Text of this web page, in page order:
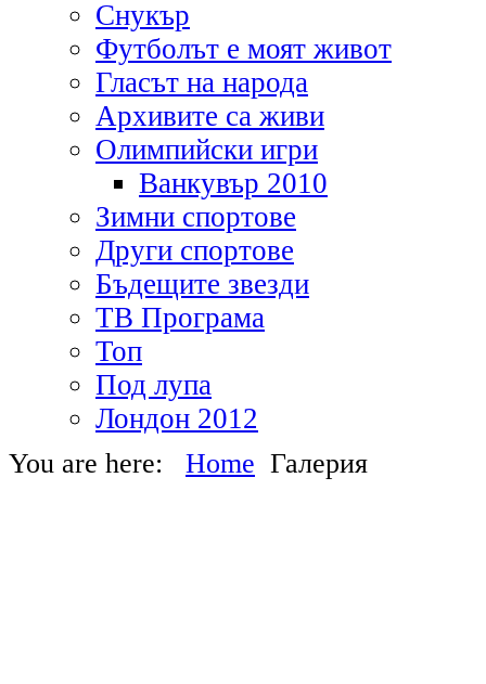
Снукър
Футболът е моят живот
Гласът на народа
Архивите са живи
Олимпийски игри
Ванкувър 2010
Зимни спортове
Други спортове
Бъдещите звезди
ТВ Програма
Топ
Под лупа
Лондон 2012
You are here: Home Галерия